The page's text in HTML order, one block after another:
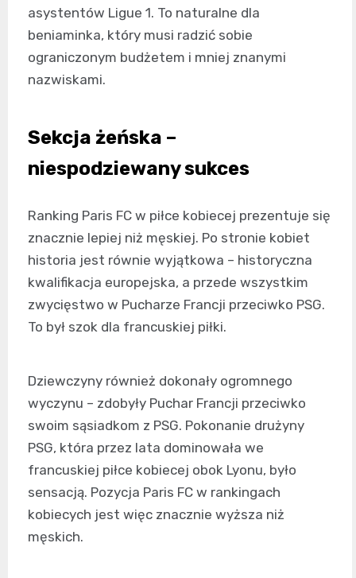
asystentów Ligue 1. To naturalne dla
beniaminka, który musi radzić sobie
ograniczonym budżetem i mniej znanymi
nazwiskami.
Sekcja żeńska –
niespodziewany sukces
Ranking Paris FC w piłce kobiecej prezentuje się
znacznie lepiej niż męskiej. Po stronie kobiet
historia jest równie wyjątkowa – historyczna
kwalifikacja europejska, a przede wszystkim
zwycięstwo w Pucharze Francji przeciwko PSG.
To był szok dla francuskiej piłki.
Dziewczyny również dokonały ogromnego
wyczynu – zdobyły Puchar Francji przeciwko
swoim sąsiadkom z PSG. Pokonanie drużyny
PSG, która przez lata dominowała we
francuskiej piłce kobiecej obok Lyonu, było
sensacją. Pozycja Paris FC w rankingach
kobiecych jest więc znacznie wyższa niż
męskich.